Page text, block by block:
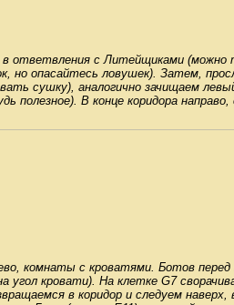
ответвления с Литейщиками (можно
но опасайтесь ловушек). Затем,
сушку), аналогично зачищаем
полезное). В конце коридора направо,
комнаты с кроватями. Ботов перед
кровати). На клетке G7
в коридор и следуем